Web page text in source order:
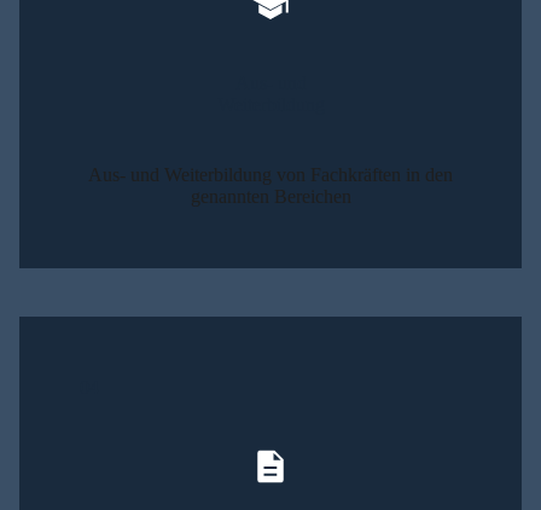
Aus- und Wei­ter­bil­dung von Fach­kräf­ten in den
genann­ten Berei­chen